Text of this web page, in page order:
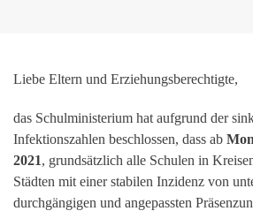
Liebe Eltern und Erziehungsberechtigte,
das Schulministerium hat aufgrund der
Infektionszahlen beschlossen, dass ab
2021, grundsätzlich alle Schulen in
Städten mit einer stabilen Inzidenz von
durchgängigen und angepassten